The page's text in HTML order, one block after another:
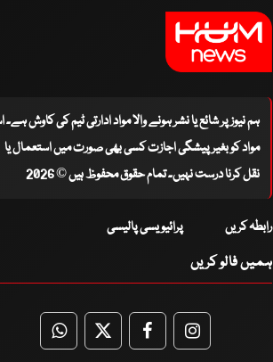
ہم نیوز پر شائع یا نشر ہونے والا مواد ادارتی ٹیم کی کاوش
مواد کو بغیر پیشگی اجازت کسی بھی صورت میں استعمال یا
نقل کرنا درست نہیں۔ تمام حقوق محفوظ ہیں © 2026
رابطہ کریں پرائیویسی پالیسی
ہمیں فالو کریں
WhatsApp
TwitterFacebookFacebook